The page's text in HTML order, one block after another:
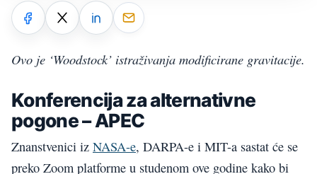
Ovo je ‘Woodstock’ istraživanja modificirane gravitacije.
Konferencija za alternativne
pogone – APEC
Znanstvenici iz NASA-e, DARPA-e i MIT-a sastat će se
preko Zoom platforme u studenom ove godine kako bi